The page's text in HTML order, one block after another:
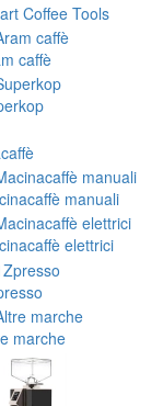
Coffee Tools
caffè
manuali
elettrici
marche